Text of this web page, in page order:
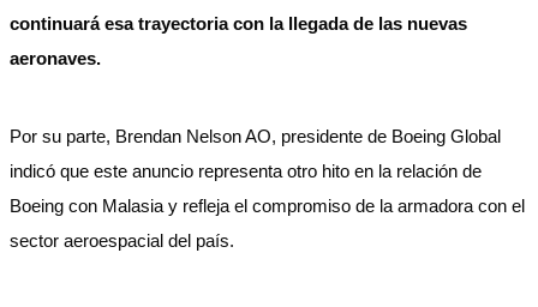
continuará esa trayectoria con la llegada de las nuevas
aeronaves.
Por su parte, Brendan Nelson AO, presidente de Boeing Global
indicó que este anuncio representa otro hito en la relación de
Boeing con Malasia y refleja el compromiso de la armadora con el
sector aeroespacial del país.